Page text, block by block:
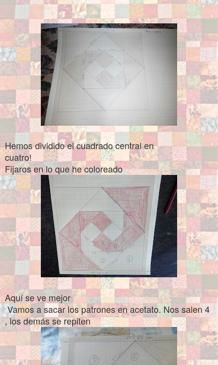
Hemos dividido el cuadrado central en
cuatro!
Fijaros en lo que he coloreado
Aquí se ve mejor
Vamos a sacar los patrones en acetato. Nos salen 4
, los demás se repiten